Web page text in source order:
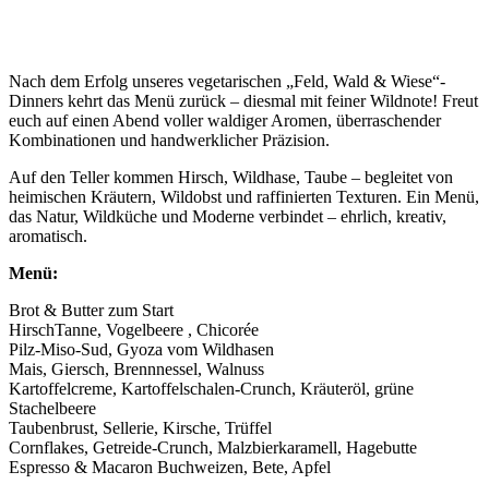
Nach dem Erfolg unseres vegetarischen „Feld, Wald & Wiese“-
Dinners kehrt das Menü zurück – diesmal mit feiner Wildnote! Freut
euch auf einen Abend voller waldiger Aromen, überraschender
Kombinationen und handwerklicher Präzision.
Auf den Teller kommen Hirsch, Wildhase, Taube – begleitet von
heimischen Kräutern, Wildobst und raffinierten Texturen. Ein Menü,
das Natur, Wildküche und Moderne verbindet – ehrlich, kreativ,
aromatisch.
Menü:
Brot & Butter zum Start
HirschTanne, Vogelbeere , Chicorée
Pilz-Miso-Sud, Gyoza vom Wildhasen
Mais, Giersch, Brennnessel, Walnuss
Kartoffelcreme, Kartoffelschalen-Crunch, Kräuteröl, grüne
Stachelbeere
Taubenbrust, Sellerie, Kirsche, Trüffel
Cornflakes, Getreide-Crunch, Malzbierkaramell, Hagebutte
Espresso & Macaron Buchweizen, Bete, Apfel